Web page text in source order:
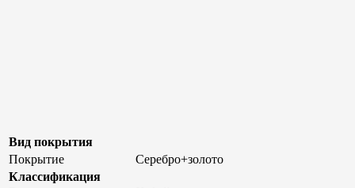
Вид покрытия
Покрытие
Серебро+золото
Классификация